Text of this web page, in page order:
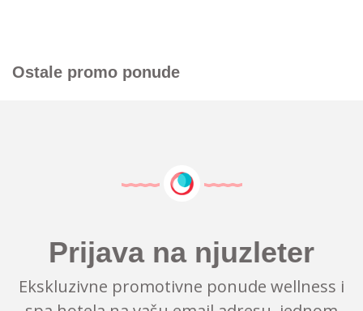
Ostale promo ponude
Prijava na njuzleter
Ekskluzivne promotivne ponude wellness i